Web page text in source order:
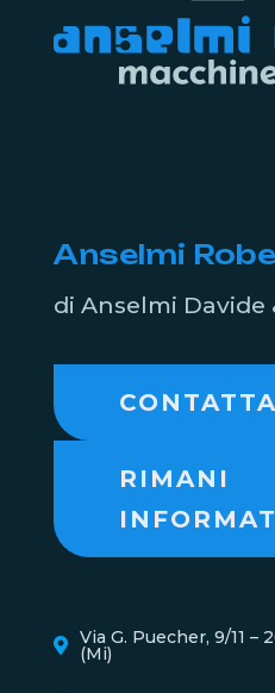
Anselmi
di Anselmi Davide
RIMANI
Via G. Puecher, 9/11
(Mi)